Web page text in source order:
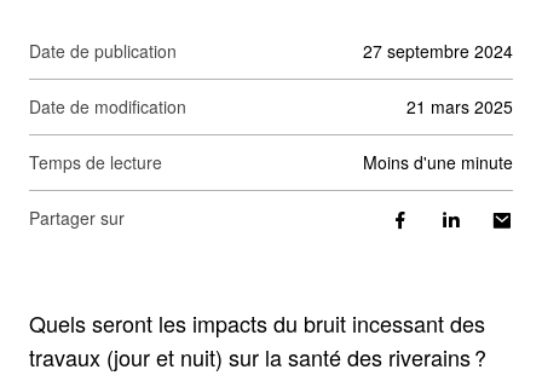
Date de publication 27 septembre 2024
Date de modification 21 mars 2025
Temps de lecture moins d'une minute
Partager sur
Quels seront les impacts du bruit incessant des
travaux (jour et nuit) sur la santé des riverains ?